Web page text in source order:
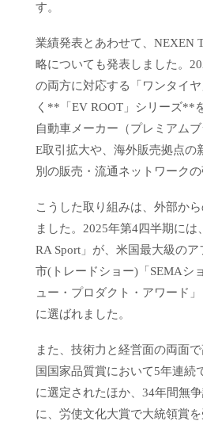
す。
業績発表とあわせて、NEXEN
略についても発表しました。
の両方に対応する「ワンタイ
く**「EV ROOT」シリーズ**
自動車メーカー（プレミアム
E取引拡大や、海外販売拠点の
別の販売・流通ネットワークの
こうした取り組みは、外部か
ました。2025年第4四半期には
RA Sport」が、米国最大級の
市(トレードショー)「SEMAシ
ュー・プロダクト・アワード
に選ばれました。
また、技術力と経営面の両面
国国家品質賞において5年連続
に選定されたほか、34年間無
に、労使文化大賞で大統領賞を